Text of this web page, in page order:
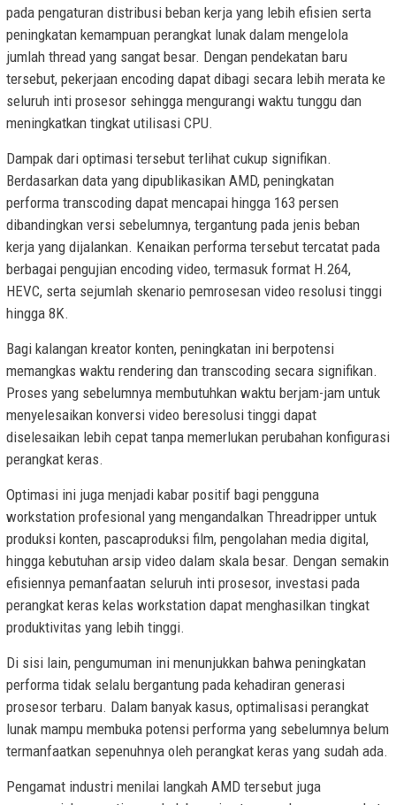
pada pengaturan distribusi beban kerja yang lebih efisien serta
peningkatan kemampuan perangkat lunak dalam mengelola
jumlah thread yang sangat besar. Dengan pendekatan baru
tersebut, pekerjaan encoding dapat dibagi secara lebih merata ke
seluruh inti prosesor sehingga mengurangi waktu tunggu dan
meningkatkan tingkat utilisasi CPU.
Dampak dari optimasi tersebut terlihat cukup signifikan.
Berdasarkan data yang dipublikasikan AMD, peningkatan
performa transcoding dapat mencapai hingga 163 persen
dibandingkan versi sebelumnya, tergantung pada jenis beban
kerja yang dijalankan. Kenaikan performa tersebut tercatat pada
berbagai pengujian encoding video, termasuk format H.264,
HEVC, serta sejumlah skenario pemrosesan video resolusi tinggi
hingga 8K.
Bagi kalangan kreator konten, peningkatan ini berpotensi
memangkas waktu rendering dan transcoding secara signifikan.
Proses yang sebelumnya membutuhkan waktu berjam-jam untuk
menyelesaikan konversi video beresolusi tinggi dapat
diselesaikan lebih cepat tanpa memerlukan perubahan konfigurasi
perangkat keras.
Optimasi ini juga menjadi kabar positif bagi pengguna
workstation profesional yang mengandalkan Threadripper untuk
produksi konten, pascaproduksi film, pengolahan media digital,
hingga kebutuhan arsip video dalam skala besar. Dengan semakin
efisiennya pemanfaatan seluruh inti prosesor, investasi pada
perangkat keras kelas workstation dapat menghasilkan tingkat
produktivitas yang lebih tinggi.
Di sisi lain, pengumuman ini menunjukkan bahwa peningkatan
performa tidak selalu bergantung pada kehadiran generasi
prosesor terbaru. Dalam banyak kasus, optimalisasi perangkat
lunak mampu membuka potensi performa yang sebelumnya belum
termanfaatkan sepenuhnya oleh perangkat keras yang sudah ada.
Pengamat industri menilai langkah AMD tersebut juga